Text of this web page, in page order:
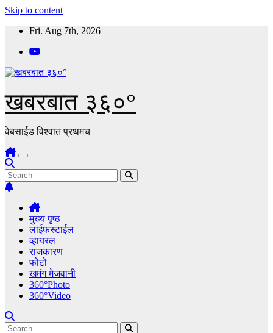
Skip to content
Fri. Aug 7th, 2026
खबरबात ३६०°
वेबसाईड विश्वात प्रथमच
मुख्य पृष्ठ
लाईफस्टाईल
व्हायरल
राजकारण
फोटो
खमंग मेजवानी
360°Photo
360°Video